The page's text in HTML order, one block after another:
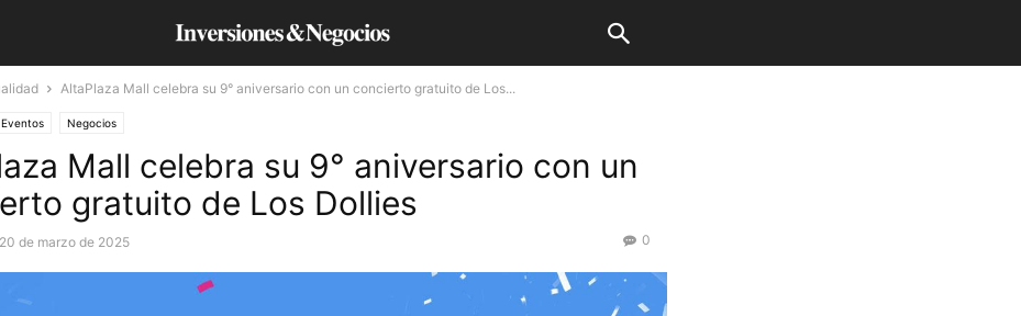
AltaPlaza Mall celebra su 9° aniversario con un concierto gratuito de Los...
Eventos Negocios
Mall celebra su 9° aniversario con un
gratuito de Los Dollies
20 de marzo de 2025 0